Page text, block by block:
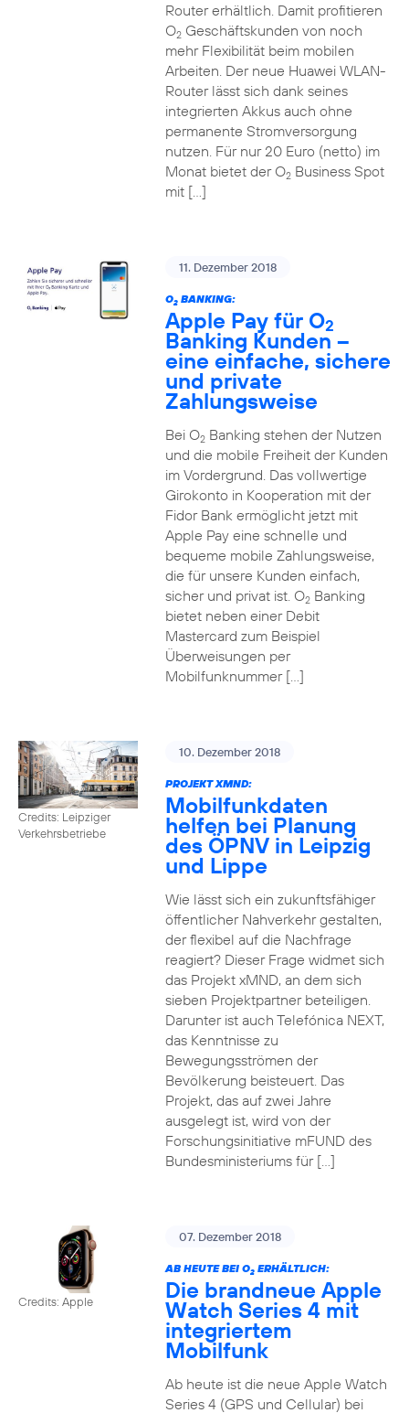
Router erhältlich. Damit profitieren
O2Geschäftskunden von noch
mehr Flexibilität beim mobilen
Arbeiten. Der neue Huawei WLAN-
Router lässt sich dank seines
integrierten Akkus auch ohne
permanente Stromversorgung
nutzen. Für nur 20 Euro (netto) im
Monat bietet der O2Business Spot
mit […]
11. Dezember 2018
O2BANKING:
Apple Pay für O2
Banking Kunden –
eine einfache, sichere
und private
Zahlungsweise
Bei O2Banking stehen der Nutzen
und die mobile Freiheit der Kunden
im Vordergrund. Das vollwertige
Girokonto in Kooperation mit der
Fidor Bank ermöglicht jetzt mit
Apple Pay eine schnelle und
bequeme mobile Zahlungsweise,
die für unsere Kunden einfach,
sicher und privat ist. O2Banking
bietet neben einer Debit
Mastercard zum Beispiel
Überweisungen per
Mobilfunknummer […]
Credits: Leipziger
Verkehrsbetriebe
10. Dezember 2018
PROJEKT XMND:
Mobilfunkdaten
helfen bei Planung
des ÖPNV in Leipzig
und Lippe
Wie lässt sich ein zukunftsfähiger
öffentlicher Nahverkehr gestalten,
der flexibel auf die Nachfrage
reagiert? Dieser Frage widmet sich
das Projekt xMND, an dem sich
sieben Projektpartner beteiligen.
Darunter ist auch Telefónica NEXT,
das Kenntnisse zu
Bewegungsströmen der
Bevölkerung beisteuert. Das
Projekt, das auf zwei Jahre
ausgelegt ist, wird von der
Forschungsinitiative mFUND des
Bundesministeriums für […]
Credits: Apple
07. Dezember 2018
AB HEUTE BEI O2ERHÄLTLICH:
Die brandneue Apple
Watch Series 4 mit
integriertem
Mobilfunk
Ab heute ist die neue Apple Watch
Series 4 (GPS und Cellular) bei